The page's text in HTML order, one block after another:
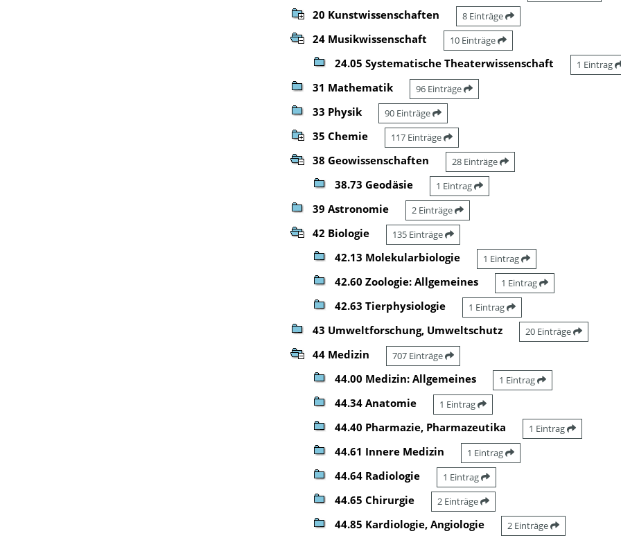
20 Kunstwissenschaften 8 Einträge
24 Musikwissenschaft 10 Einträge
24.05 Systematische Theaterwissenschaft 1 Eintrag
31 Mathematik 96 Einträge
33 Physik 90 Einträge
35 Chemie 117 Einträge
38 Geowissenschaften 28 Einträge
38.73 Geodäsie 1 Eintrag
39 Astronomie 2 Einträge
42 Biologie 135 Einträge
42.13 Molekularbiologie 1 Eintrag
42.60 Zoologie: Allgemeines 1 Eintrag
42.63 Tierphysiologie 1 Eintrag
43 Umweltforschung, Umweltschutz 20 Einträge
44 Medizin 707 Einträge
44.00 Medizin: Allgemeines 1 Eintrag
44.34 Anatomie 1 Eintrag
44.40 Pharmazie, Pharmazeutika 1 Eintrag
44.61 Innere Medizin 1 Eintrag
44.64 Radiologie 1 Eintrag
44.65 Chirurgie 2 Einträge
44.85 Kardiologie, Angiologie 2 Einträge